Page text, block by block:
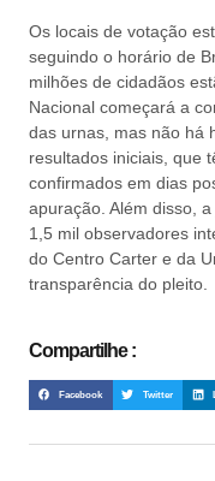
Os locais de votação
seguindo o horário de
milhões de cidadãos
Nacional começará a
das urnas, mas não há
resultados iniciais, que
confirmados em dias
apuração. Além disso,
1,5 mil observadores
do Centro Carter e da
transparência do pleito.
Compartilhe :
Facebook Twitter